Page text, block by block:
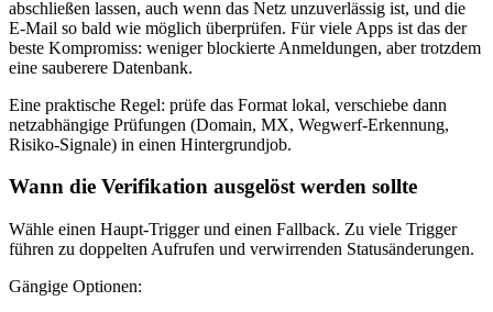
abschließen lassen, auch wenn das Netz unzuverlässig ist, und die
E‑Mail so bald wie möglich überprüfen. Für viele Apps ist das der
beste Kompromiss: weniger blockierte Anmeldungen, aber trotzdem
eine sauberere Datenbank.
Eine praktische Regel: prüfe das Format lokal, verschiebe dann
netzabhängige Prüfungen (Domain, MX, Wegwerf‑Erkennung,
Risiko‑Signale) in einen Hintergrundjob.
Wann die Verifikation ausgelöst werden sollte
Wähle einen Haupt‑Trigger und einen Fallback. Zu viele Trigger
führen zu doppelten Aufrufen und verwirrenden Statusänderungen.
Gängige Optionen: